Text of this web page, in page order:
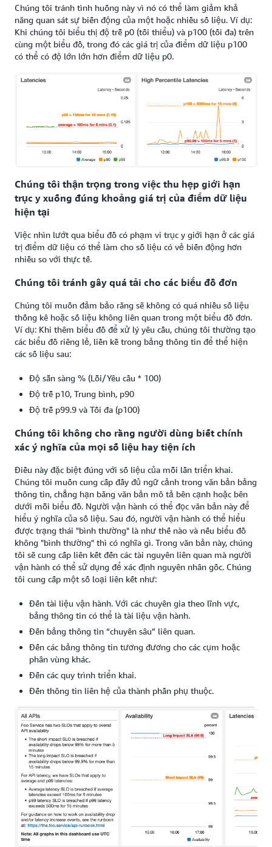
Chúng tôi tránh tình huống này vì nó có thể làm giảm khả
năng quan sát sự biến động của một hoặc nhiều số liệu. Ví dụ:
Khi chúng tôi biểu thị độ trễ p0 (tối thiểu) và p100 (tối đa) trên
cùng một biểu đồ, trong đó các giá trị của điểm dữ liệu p100
có thể có độ lớn lớn hơn điểm dữ liệu p0.
Chúng tôi thận trọng trong việc thu hẹp giới hạn
trục y xuống đúng khoảng giá trị của điểm dữ liệu
hiện tại
Việc nhìn lướt qua biểu đồ có phạm vi trục y giới hạn ở các giá
trị điểm dữ liệu có thể làm cho số liệu có vẻ biến động hơn
nhiều so với thực tế.
Chúng tôi tránh gây quá tải cho các biểu đồ đơn
Chúng tôi muốn đảm bảo rằng sẽ không có quá nhiều số liệu
thống kê hoặc số liệu không liên quan trong một biểu đồ đơn.
Ví dụ: Khi thêm biểu đồ để xử lý yêu cầu, chúng tôi thường tạo
các biểu đồ riêng lẻ, liền kề trong bảng thông tin để thể hiện
các số liệu sau:
Độ sẵn sàng % (Lỗi/Yêu cầu * 100)
Độ trễ p10, Trung bình, p90
Độ trễ p99.9 và Tối đa (p100)
Chúng tôi không cho rằng người dùng biết chính
xác ý nghĩa của mọi số liệu hay tiện ích
Điều này đặc biệt đúng với số liệu của mỗi lần triển khai.
Chúng tôi muốn cung cấp đầy đủ ngữ cảnh trong văn bản bảng
thông tin, chẳng hạn bằng văn bản mô tả bên cạnh hoặc bên
dưới mỗi biểu đồ. Người vận hành có thể đọc văn bản này để
hiểu ý nghĩa của số liệu. Sau đó, người vận hành có thể hiểu
được trạng thái "bình thường" là như thế nào và nếu biểu đồ
không "bình thường" thì có nghĩa gì. Trong văn bản này, chúng
tôi sẽ cung cấp liên kết đến các tài nguyên liên quan mà người
vận hành có thể sử dụng để xác định nguyên nhân gốc. Chúng
tôi cung cấp một số loại liên kết như:
Đến tài liệu vận hành. Với các chuyên gia theo lĩnh vực,
bảng thông tin có thể là tài liệu vận hành.
Đến bảng thông tin “chuyên sâu” liên quan.
Đến các bảng thông tin tương đương cho các cụm hoặc
phân vùng khác.
Đến các quy trình triển khai.
Đến thông tin liên hệ của thành phần phụ thuộc.